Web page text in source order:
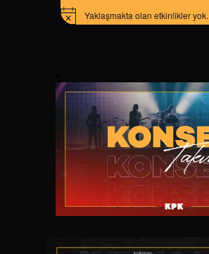
Notice Yaklaşmakta olan etkinlikler yok.